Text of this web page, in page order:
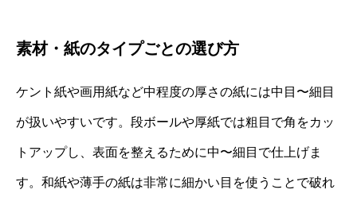
素材・紙のタイプごとの選び方
ケント紙や画用紙など中程度の厚さの紙には中目〜細目
が扱いやすいです。段ボールや厚紙では粗目で角をカッ
トアップし、表面を整えるために中〜細目で仕上げま
す。和紙や薄手の紙は非常に細かい目を使うことで破れ